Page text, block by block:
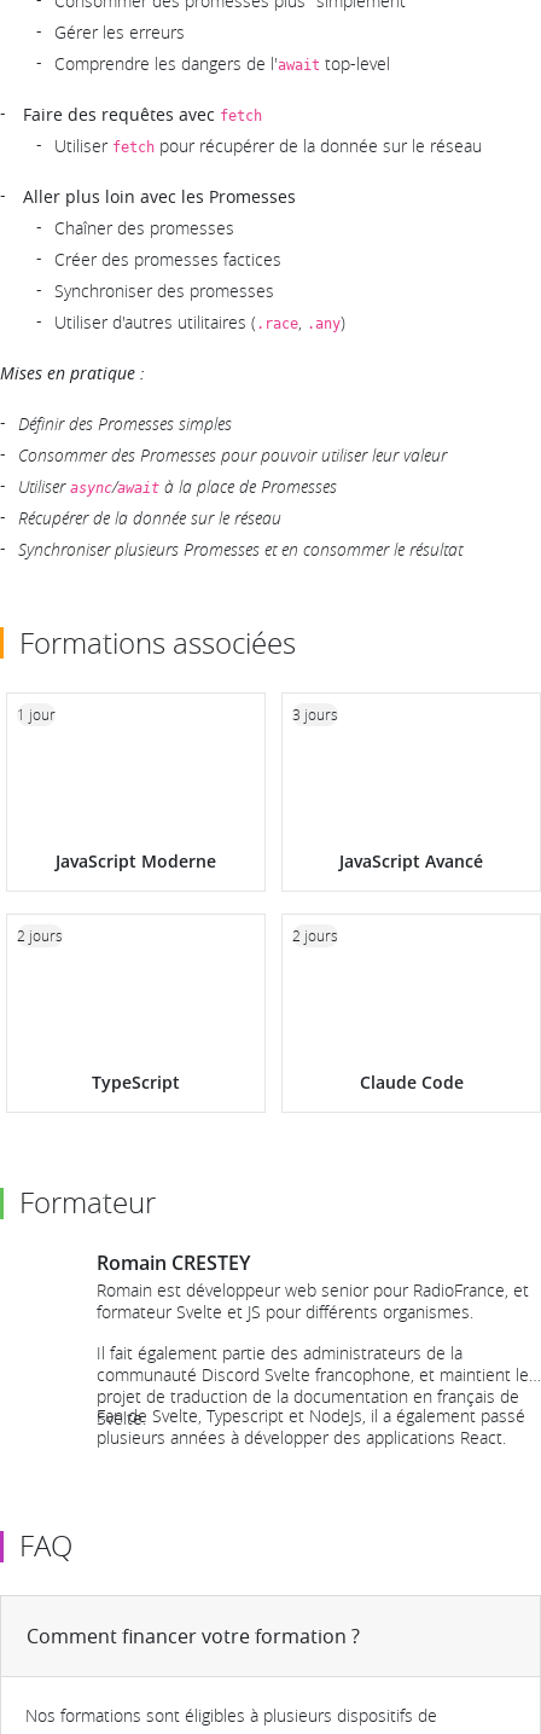
Gérer les erreurs
Comprendre les dangers de l'await top-level
Faire des requêtes avec fetch
Utiliser fetch pour récupérer de la donnée sur le réseau
Aller plus loin avec les Promesses
Chaîner des promesses
Créer des promesses factices
Synchroniser des promesses
Utiliser d'autres utilitaires (.race .any)
Mises en pratique :
Définir des Promesses simples
Consommer des Promesses pour pouvoir utiliser leur valeur
Utiliser async/await à la place de Promesses
Récupérer de la donnée sur le réseau
Synchroniser plusieurs Promesses et en consommer le résultat
Formations associées
JavaScript Moderne
1 jour
JavaScript Avancé
3 jours
TypeScript
2 jours
Claude Code
2 jours
Formateur
Romain CRESTEY
Romain est développeur web senior pour RadioFrance, et
formateur Svelte et JS pour différents organismes.
Il fait également partie des administrateurs de la
communauté Discord Svelte francophone, et maintient le
projet de traduction de la documentation en français de
Svelte.
Fan de Svelte, Typescript et NodeJs, il a également passé
plusieurs années à développer des applications React.
FAQ
Comment financer votre formation ?
Nos formations sont éligibles à plusieurs dispositifs de